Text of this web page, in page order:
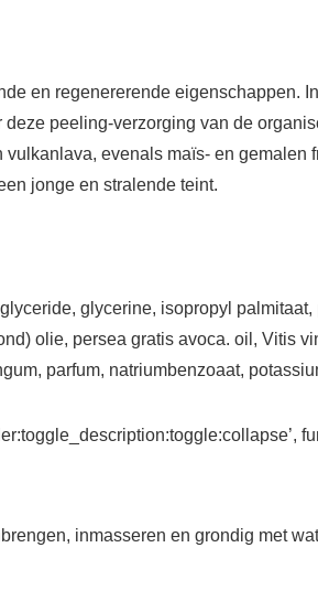
en regenererende eigenschappen.
peeling-verzorging van de
evenals maïs- en
jonge en stralende teint.
glycerine, isopropyl
olie, persea gratis avoca. oil, Vitis
parfum, natriumbenzoaat,
inmasseren en grondig met